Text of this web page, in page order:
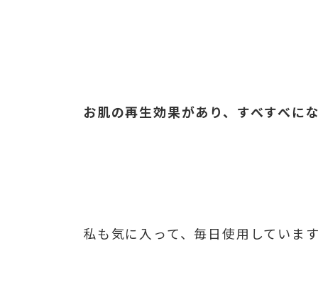
お肌の再生効果があり、すべすべにな
私も気に入って、毎日使用しています